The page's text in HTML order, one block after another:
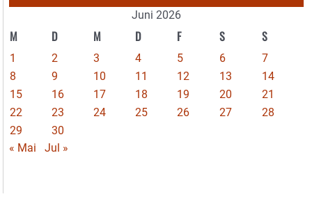
Juni 2026
M D M D F S S
1 2 3 4 5 6
7
8
9 10 11 12 13
14
15
16 17 18 19 20
21
22
23 24 25 26 27
28
29
30
« Mai
Jul »